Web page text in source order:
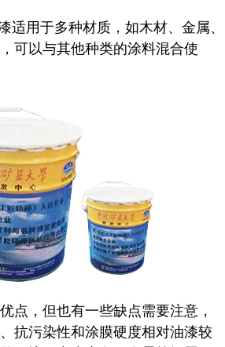
适用于多种材质，如木材、金属、
可以与其他种类的涂料混合使
点，但也有一些缺点需要注意，
抗污染性和涂膜硬度相对油漆较